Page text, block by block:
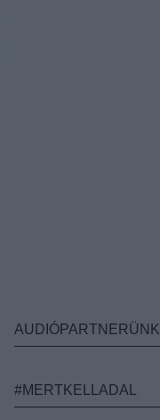
AUDIÓPARTNERÜNK
#MERTKELLADAL